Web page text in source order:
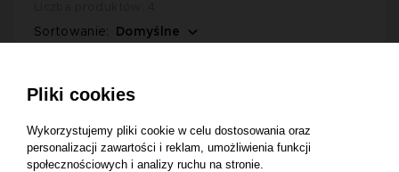
Sortowanie: Domyślne
Lakeland Kombinezon
lakierniczy - L -
Lakeland Kombinezon
lakierniczy - XL -
Pliki cookies
Wykorzystujemy pliki cookie w celu dostosowania oraz
personalizacji zawartości i reklam, umożliwienia funkcji
społecznościowych i analizy ruchu na stronie.